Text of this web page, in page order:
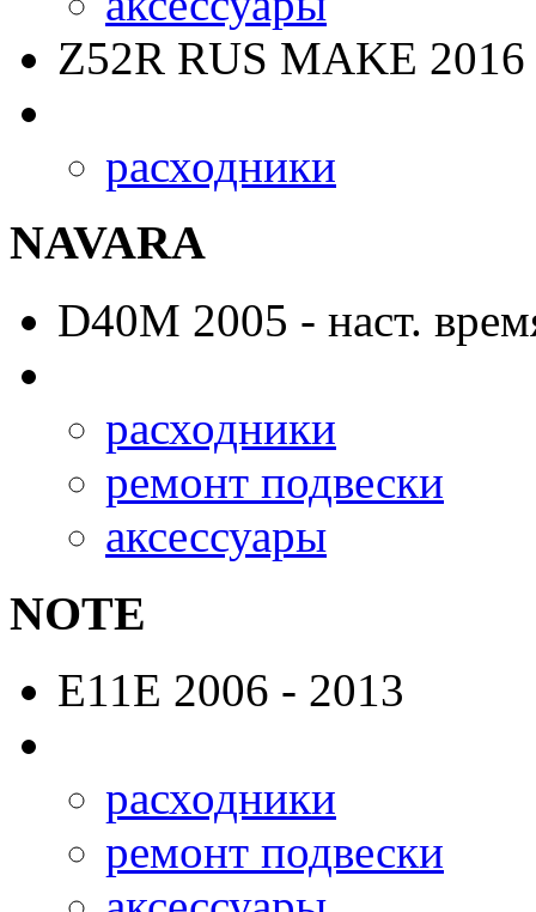
Z52R RUS MAKE 2016
расходники
NAVARA
D40M 2005 - наст.
расходники
ремонт подвески
аксессуары
NOTE
E11E 2006 - 2013
расходники
ремонт подвески